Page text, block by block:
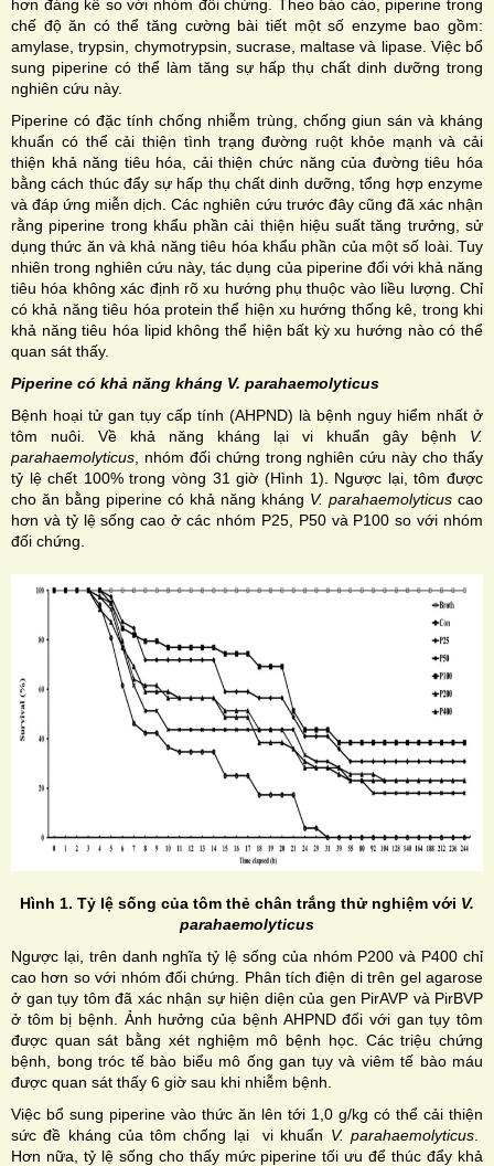
hơn đáng kể so với nhóm đối chứng. Theo báo cáo, piperine trong
chế độ ăn có thể tăng cường bài tiết một số enzyme bao gồm:
amylase, trypsin, chymotrypsin, sucrase, maltase và lipase. Việc bổ
sung piperine có thể làm tăng sự hấp thụ chất dinh dưỡng trong
nghiên cứu này.
Piperine có đặc tính chống nhiễm trùng, chống giun sán và kháng
khuẩn có thể cải thiện tình trạng đường ruột khỏe mạnh và cải
thiện khả năng tiêu hóa, cải thiện chức năng của đường tiêu hóa
bằng cách thúc đẩy sự hấp thụ chất dinh dưỡng, tổng hợp enzyme
và đáp ứng miễn dịch. Các nghiên cứu trước đây cũng đã xác nhận
rằng piperine trong khẩu phần cải thiện hiệu suất tăng trưởng, sử
dụng thức ăn và khả năng tiêu hóa khẩu phần của một số loài. Tuy
nhiên trong nghiên cứu này, tác dụng của piperine đối với khả năng
tiêu hóa không xác định rõ xu hướng phụ thuộc vào liều lượng. Chỉ
có khả năng tiêu hóa protein thể hiện xu hướng thống kê, trong khi
khả năng tiêu hóa lipid không thể hiện bất kỳ xu hướng nào có thể
quan sát thấy.
Piperine có khả năng kháng V. parahaemolyticus
Bệnh hoại tử gan tụy cấp tính (AHPND) là bệnh nguy hiểm nhất ở
tôm nuôi. Về khả năng kháng lại vi khuẩn gây bệnh V.
parahaemolyticus , nhóm đối chứng trong nghiên cứu này cho thấy
tỷ lệ chết 100% trong vòng 31 giờ (Hình 1). Ngược lại, tôm được
cho ăn bằng piperine có khả năng kháng V. parahaemolyticus cao
hơn và tỷ lệ sống cao ở các nhóm P25, P50 và P100 so với nhóm
đối chứng.
Hình 1. Tỷ lệ sống của tôm thẻ chân trắng thử nghiệm với V.
parahaemolyticus
Ngược lại, trên danh nghĩa tỷ lệ sống của nhóm P200 và P400 chỉ
cao hơn so với nhóm đối chứng. Phân tích điện di trên gel agarose
ở gan tụy tôm đã xác nhận sự hiện diện của gen PirAVP và PirBVP
ở tôm bị bệnh. Ảnh hưởng của bệnh AHPND đối với gan tụy tôm
được quan sát bằng xét nghiệm mô bệnh học. Các triệu chứng
bệnh, bong tróc tế bào biểu mô ống gan tụy và viêm tế bào máu
được quan sát thấy 6 giờ sau khi nhiễm bệnh.
Việc bổ sung piperine vào thức ăn lên tới 1,0 g/kg có thể cải thiện
sức đề kháng của tôm chống lại vi khuẩn V. parahaemolyticus
Hơn nữa, tỷ lệ sống cho thấy mức piperine tối ưu để thúc đẩy khả